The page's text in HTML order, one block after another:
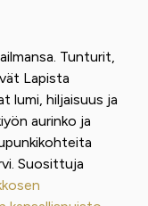
Tunturit,
Lapista
lumi, hiljaisuus ja
aurinko ja
Suosittuja